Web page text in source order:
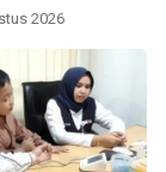
2026